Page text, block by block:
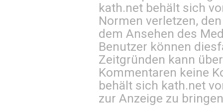
kath.net behält sich
Normen verletzen,
dem Ansehen des
Benutzer können
Zeitgründen kann
Kommentaren keine
behält sich kath.net
zur Anzeige zu